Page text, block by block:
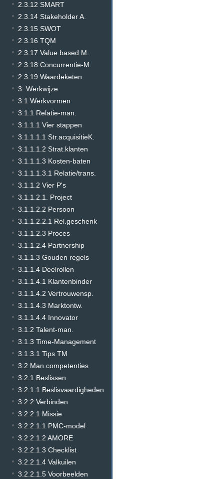
2.3.12 SMART
2.3.14 Stakeholder A.
2.3.15 SWOT
2.3.16 TQM
2.3.17 Value based M.
2.3.18 Concurrentie-M.
2.3.19 Waardeketen
3. Werkwijze
3.1 Werkvormen
3.1.1 Relatie-man.
3.1.1.1 Vier stappen
3.1.1.1.1 Str.acquisitieK.
3.1.1.1.2 Strat.klanten
3.1.1.1.3 Kosten-baten
3.1.1.1.3.1 Relatie/trans.
3.1.1.2 Vier P's
3.1.1.2.1. Project
3.1.1.2.2 Persoon
3.1.1.2.2.1 Rel.geschenk
3.1.1.2.3 Proces
3.1.1.2.4 Partnership
3.1.1.3 Gouden regels
3.1.1.4 Deelrollen
3.1.1.4.1 Klantenbinder
3.1.1.4.2 Vertrouwensp.
3.1.1.4.3 Marktontw.
3.1.1.4.4 Innovator
3.1.2 Talent-man.
3.1.3 Time-Management
3.1.3.1 Tips TM
3.2 Man.competenties
3.2.1 Beslissen
3.2.1.1 Beslisvaardigheden
3.2.2 Verbinden
3.2.2.1 Missie
3.2.2.1.1 PMC-model
3.2.2.1.2 AMORE
3.2.2.1.3 Checklist
3.2.2.1.4 Valkuilen
3.2.2.1.5 Voorbeelden